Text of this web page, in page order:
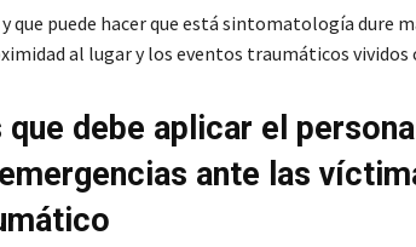
que puede hacer que está sintomatología dure
al lugar y los eventos traumáticos vividos
debe aplicar el
ante las